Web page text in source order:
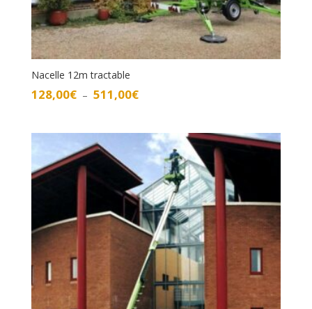
Nacelle 12m tractable
128,00€ – 511,00€Plage
128,00€
511,00€